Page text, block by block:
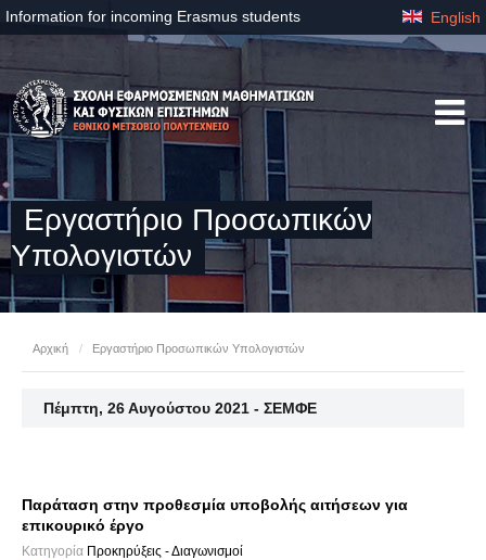
Information for incoming Erasmus students English
Eργαστήριo Προσωπικών
Υπολογιστών
Αρχική / Eργαστήριo Προσωπικών Υπολογιστών
Πέμπτη, 26 Αυγούστου 2021 - ΣΕΜΦΕ
Παράταση στην προθεσμία υποβολής αιτήσεων για
επικουρικό έργο
Κατηγορία Προκηρύξεις - Διαγωνισμοί